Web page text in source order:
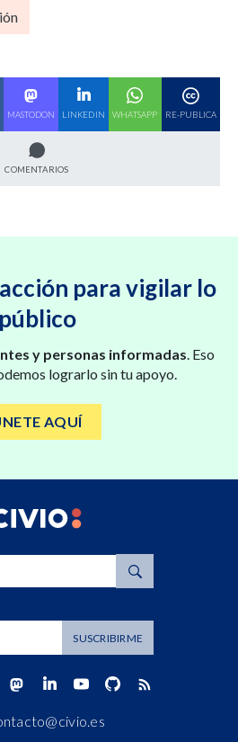
MASTODON LINKEDIN WHATSAPP RE-PUBLICA
COMENTARIOS
para vigilar lo
público
y personas informadas. Eso
lograrlo sin tu apoyo.
AQUÍ
SUSCRIBIRME